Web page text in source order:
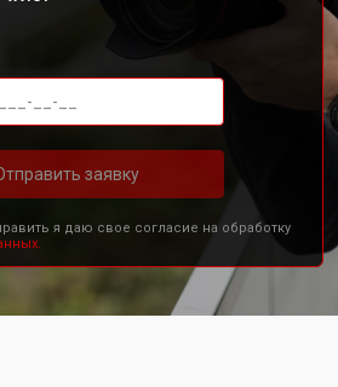
заявку
я даю свое согласие на обработку